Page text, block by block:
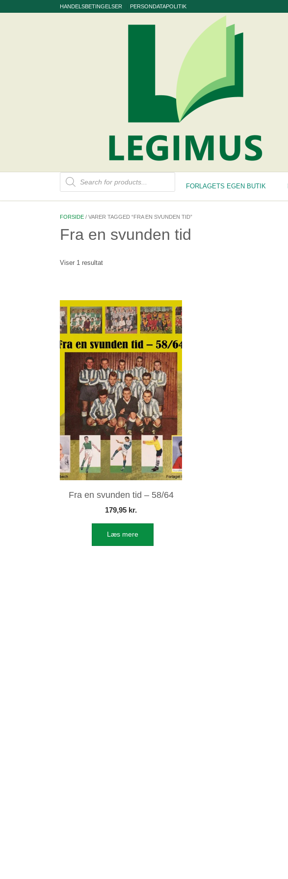
to
HANDELSBETINGELSER PERSONDATAPOLITIK
Products
search
FORLAGETS EGEN BUTIK
FORSIDE / VARER TAGGED “FRA EN SVUNDEN TID”
Fra en svunden tid
Viser 1 resultat
Fra en svunden tid – 58/64
179,95 kr.
Læs mere